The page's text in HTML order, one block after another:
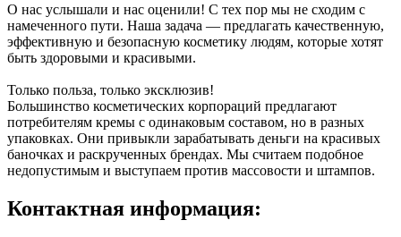
О нас услышали и нас оценили! С тех пор мы не сходим с
намеченного пути. Наша задача — предлагать качественную,
эффективную и безопасную косметику людям, которые хотят
быть здоровыми и красивыми.
Только польза, только эксклюзив!
Большинство косметических корпораций предлагают
потребителям кремы с одинаковым составом, но в разных
упаковках. Они привыкли зарабатывать деньги на красивых
баночках и раскрученных брендах. Мы считаем подобное
недопустимым и выступаем против массовости и штампов.
Контактная информация: